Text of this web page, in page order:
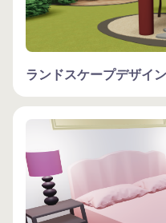
ランドスケープデザイン